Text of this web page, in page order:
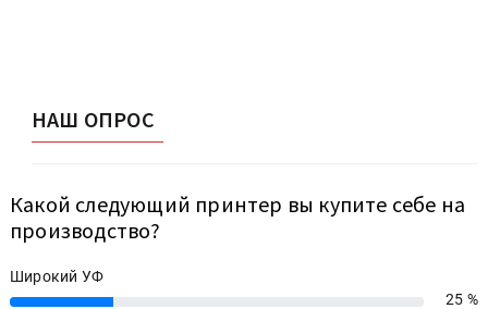
НАШ ОПРОС
Какой следующий принтер вы купите себе на
производство?
Широкий УФ
25%
25 %